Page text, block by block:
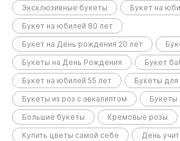
Эксклюзивные букеты
Букет на
Букет на юбилей 80 лет
Букет на День рождения 20 лет
Букеты на День Рождения
Букет
Букет на юбилей 55 лет
Букеты для
Букеты из роз с эвкалиптом
Букеты
Большие букеты
Кремовые розы
Купить цветы самой себе
День